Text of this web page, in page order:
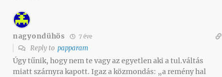
nagyondühös 7 éve
Reply to papparam
Úgy tűnik, hogy nem te vagy az egyetlen aki a tul.váltás
miatt szárnyra kapott. Igaz a közmondás: „a remény hal